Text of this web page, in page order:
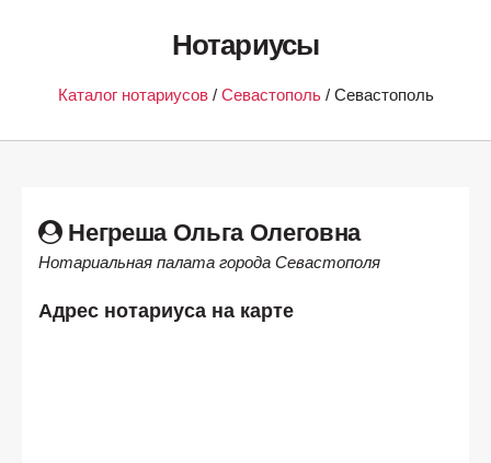
Нотариусы
Каталог нотариусов/ Севастополь/ Севастополь
Негреша Ольга Олеговна
Нотариальная палата города Севастополя
Адрес нотариуса на карте